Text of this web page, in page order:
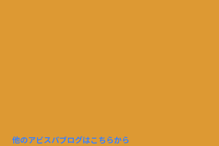
他のアビスパブログはこちらから